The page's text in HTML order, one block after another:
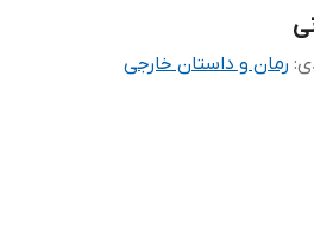
: رمان و داستان خارجی